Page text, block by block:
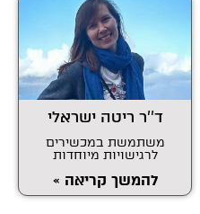
ד''ר ריטה ישראלי
משתמשת במכשירים
לרגישויות מיוחדות
להמשך קריאה »